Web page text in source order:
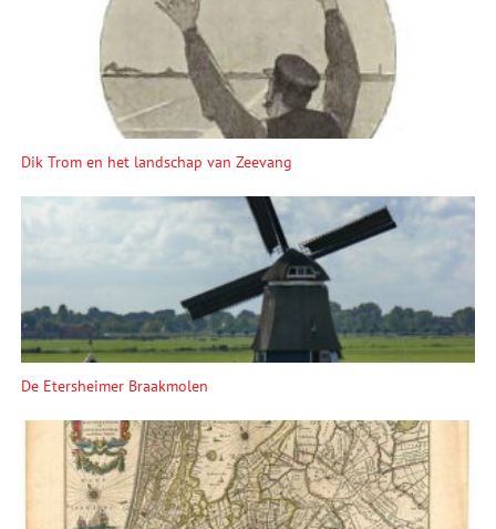
Dik Trom en het landschap van Zeevang
De Etersheimer Braakmolen